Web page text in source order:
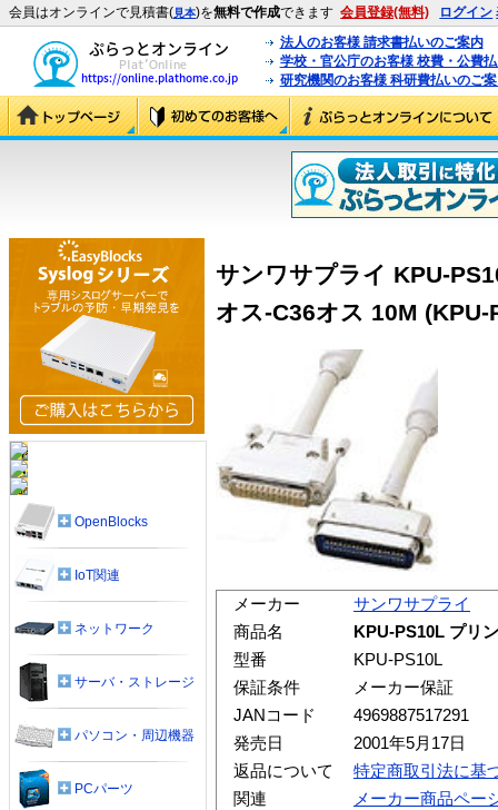
会員はオンラインで見積書(見本)を無料で作成できます 会員登録(無料) ログイン
法人のお客様 請求書払いのご案内
学校・官公庁のお客様 校費・公費
研究機関のお客様 科研費払いのご
サンワサプライ KPU-
オス-C36オス 10M (KPU-
メーカー
サンワサプライ
商品名
KPU-PS10L プリ
型番
KPU-PS10L
保証条件
メーカー保証
JANコード
4969887517291
発売日
2001年5月17日
返品について
特定商取引法に基
関連
メーカー商品ペー
OpenBlocks
IoT関連
ネットワーク
サーバ・ストレージ
パソコン・周辺機器
PCパーツ